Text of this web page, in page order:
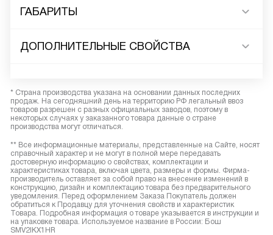
ГАБАРИТЫ
ДОПОЛНИТЕЛЬНЫЕ СВОЙСТВА
* Страна производства указана на основании данных последних
продаж. На сегодняшний день на территорию РФ легальный ввоз
товаров разрешен с разных официальных заводов, поэтому в
некоторых случаях у заказанного товара данные о стране
производства могут отличаться.
** Все информационные материалы, представленные на Сайте, носят
справочный характер и не могут в полной мере передавать
достоверную информацию о свойствах, комплектации и
характеристиках товара, включая цвета, размеры и формы. Фирма-
производитель оставляет за собой право на внесение изменений в
конструкцию, дизайн и комплектацию товара без предварительного
уведомления. Перед оформлением Заказа Покупатель должен
обратиться к Продавцу для уточнения свойств и характеристик
Товара. Подробная информация о товаре указывается в инструкции и
на упаковке товара. Используемое название в России: Бош
SMV2IKX1HR